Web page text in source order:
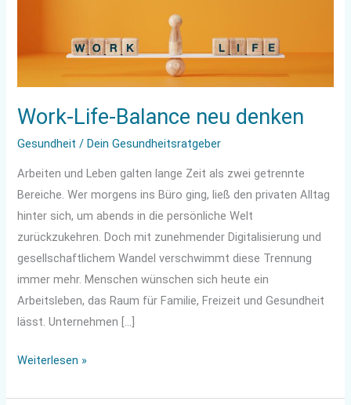
Work-Life-Balance neu denken
Gesundheit /Dein Gesundheitsratgeber
Arbeiten und Leben galten lange Zeit als zwei getrennte
Bereiche. Wer morgens ins Büro ging, ließ den privaten Alltag
hinter sich, um abends in die persönliche Welt
zurückzukehren. Doch mit zunehmender Digitalisierung und
gesellschaftlichem Wandel verschwimmt diese Trennung
immer mehr. Menschen wünschen sich heute ein
Arbeitsleben, das Raum für Familie, Freizeit und Gesundheit
lässt. Unternehmen […]
Weiterlesen »